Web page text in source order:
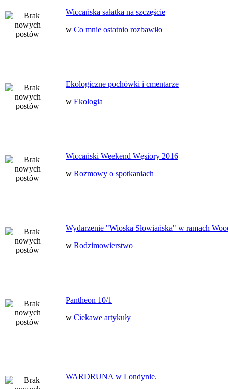
Wiccańska sałatka na szczęście
w Co mnie ostatnio rozbawiło
Ekologiczne pochówki i cmentarze
w Ekologia
Wiccański Weekend Węsiory 2016
w Rozmowy o spotkaniach
Wydarzenie "Wioska Słowiańska" w ramach
w Rodzimowierstwo
Pantheon 10/1
w Ciekawe artykuły
WARDRUNA w Londynie.